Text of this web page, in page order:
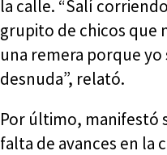
la calle. “Salí
grupito de chicos que
una remera porque
desnuda”, relató.
Por último, manifestó
falta de avances en la